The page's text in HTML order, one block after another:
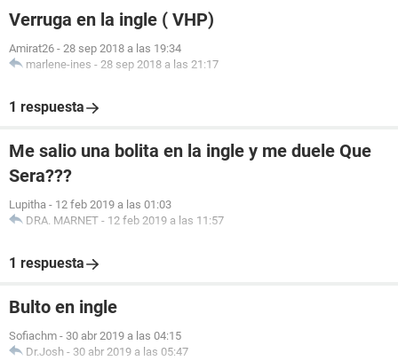
Verruga en la ingle ( VHP)
Amirat26 - 28 sep 2018 a las 19:34
marlene-ines - 28 sep 2018 a las 21:17
1 respuesta
Me salio una bolita en la ingle y me duele Que
Sera???
Lupitha - 12 feb 2019 a las 01:03
DRA. MARNET - 12 feb 2019 a las 11:57
1 respuesta
Bulto en ingle
Sofiachm - 30 abr 2019 a las 04:15
Dr.Josh - 30 abr 2019 a las 05:47